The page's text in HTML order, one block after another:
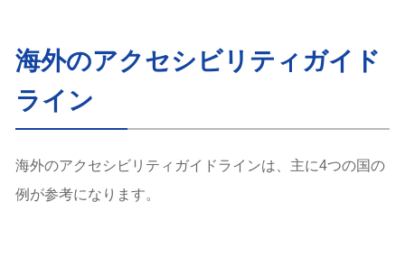
海外のアクセシビリティガイド
ライン
海外のアクセシビリティガイドラインは、主に4つの国の
例が参考になります。